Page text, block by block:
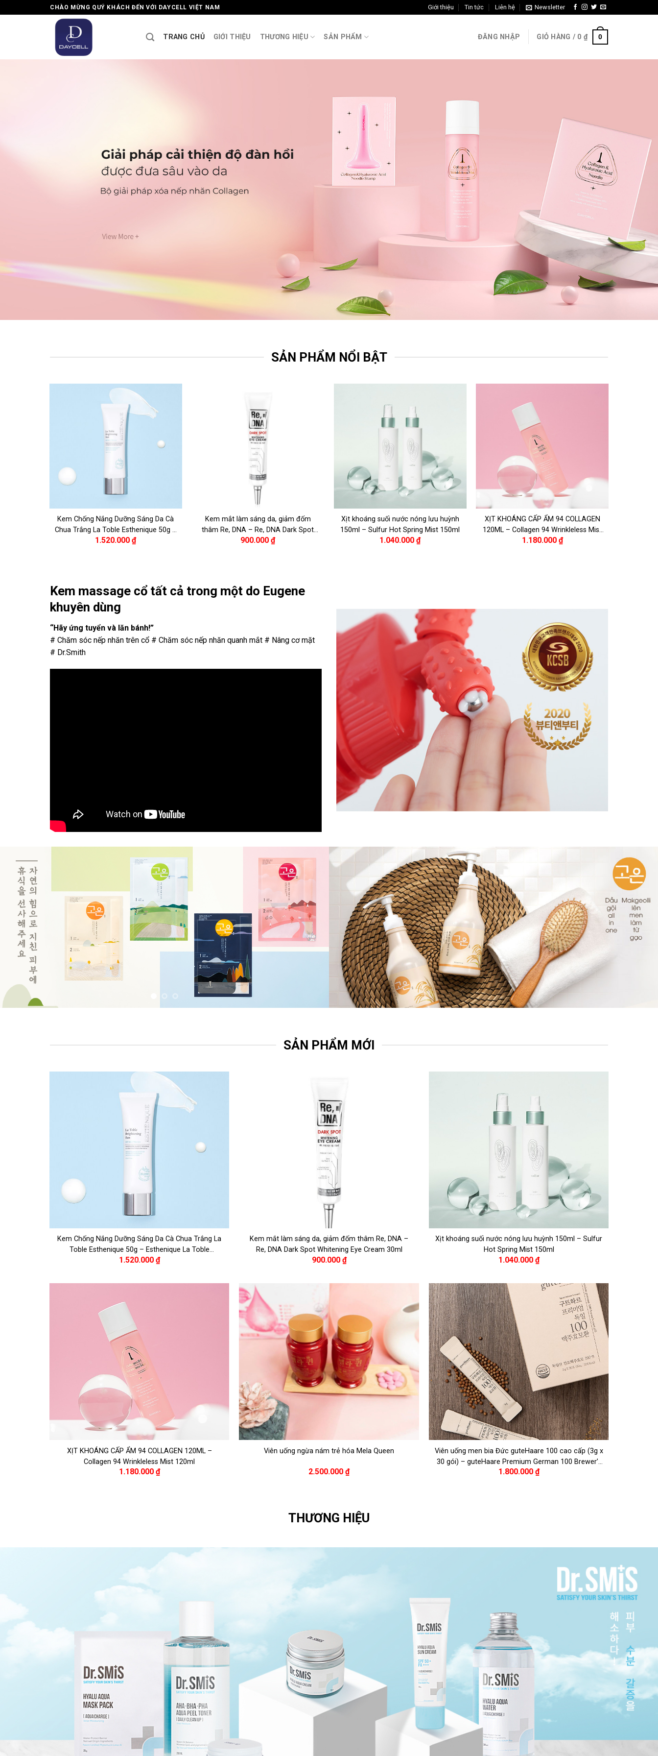
to
CHÀO MỪNG QUÝ KHÁCH ĐẾN VỚI DAYCELL VIỆT NAM Giới thiệu Tin tức Liên hệ Newsletter
TRANG CHỦ GIỚI THIỆU THƯƠNG HIỆU SẢN PHẨM ĐĂNG NHẬP GIỎ HÀNG / 0₫ 0
SẢN PHẨM NỔI BẬT
Kem Chống Nắng Dưỡng Sáng Da Cà
Chua Trắng La Toble Esthenique 50g –
Esthenique La Toble Brightening Sun
1.520.000₫
Kem mắt làm sáng da, giảm đốm
thâm Re, DNA – Re, DNA Dark Spot
Whitening Eye Cream 30ml
900.000₫
Xịt khoáng suối nước nóng lưu huỳnh
150ml – Sulfur Hot Spring Mist 150ml
1.040.000₫
XỊT KHOÁNG CẤP ẨM 94 COLLAGEN
120ML – Collagen 94 Wrinkleless Mist
120ml
1.180.000 ₫
Kem massage cổ tất cả trong một do Eugene
khuyên dùng
“Hãy ứng tuyển và lăn bánh!”
# Chăm sóc nếp nhăn trên cổ # Chăm sóc nếp nhăn quanh mắt # Nâng cơ mặt
# Dr.Smith
SẢN PHẨM MỚI
Kem Chống Nắng Dưỡng Sáng Da Cà Chua Trắng La
Toble Esthenique 50g – Esthenique La Toble
Brightening Sun 50g
1.520.000 ₫
Kem mắt làm sáng da, giảm đốm thâm Re, DNA –
Re, DNA Dark Spot Whitening Eye Cream 30ml
900.000 ₫
Xịt khoáng suối nước nóng lưu huỳnh 150ml – Sulfur
Hot Spring Mist 150ml
1.040.000 ₫
XỊT KHOÁNG CẤP ẨM 94 COLLAGEN 120ML –
Collagen 94 Wrinkleless Mist 120ml
1.180.000 ₫
Viên uống ngừa nám trẻ hóa Mela Queen
2.500.000 ₫
Viên uống men bia Đức guteHaare 100 cao cấp (3g x
30 gói) – guteHaare Premium German 100 Brewer’s
Yeast Pills (3g x 30 packets)
1.800.000 ₫
THƯƠNG HIỆU